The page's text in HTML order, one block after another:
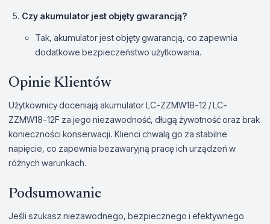
Czy akumulator jest objęty gwarancją?
Tak, akumulator jest objęty gwarancją, co zapewnia
dodatkowe bezpieczeństwo użytkowania.
Opinie Klientów
Użytkownicy doceniają akumulator LC-ZZMW18-12 / LC-
ZZMW18-12F za jego niezawodność, długą żywotność oraz brak
konieczności konserwacji. Klienci chwalą go za stabilne
napięcie, co zapewnia bezawaryjną pracę ich urządzeń w
różnych warunkach.
Podsumowanie
Jeśli szukasz niezawodnego, bezpiecznego i efektywnego